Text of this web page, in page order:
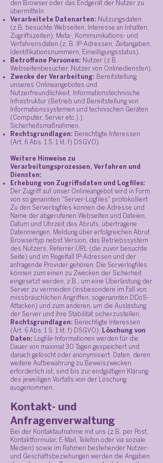
den Browser oder das Endgerät der Nutzer zu
übermitteln.
Verarbeitete Datenarten: Nutzungsdaten
(z.B. besuchte Webseiten, Interesse an Inhalten,
Zugriffszeiten); Meta-, Kommunikations- und
Verfahrensdaten (z. B. IP-Adressen, Zeitangaben,
Identifikationsnummern, Einwilligungsstatus).
Betroffene Personen: Nutzer (z.B.
Webseitenbesucher, Nutzer von Onlinediensten).
Zwecke der Verarbeitung: Bereitstellung
unseres Onlineangebotes und
Nutzerfreundlichkeit; Informationstechnische
Infrastruktur (Betrieb und Bereitstellung von
Informationssystemen und technischen Geräten
(Computer, Server etc.).);
Sicherheitsmaßnahmen.
Rechtsgrundlagen: Berechtigte Interessen
(Art. 6 Abs. 1 S. 1 lit. f) DSGVO).
Weitere Hinweise zu
Verarbeitungsprozessen, Verfahren und
Diensten:
Erhebung von Zugriffsdaten und Logfiles:
Der Zugriff auf unser Onlineangebot wird in Form
von so genannten "Server-Logfiles" protokolliert.
Zu den Serverlogfiles können die Adresse und
Name der abgerufenen Webseiten und Dateien,
Datum und Uhrzeit des Abrufs, übertragene
Datenmengen, Meldung über erfolgreichen Abruf,
Browsertyp nebst Version, das Betriebssystem
des Nutzers, Referrer URL (die zuvor besuchte
Seite) und im Regelfall IP-Adressen und der
anfragende Provider gehören. Die Serverlogfiles
können zum einen zu Zwecken der Sicherheit
eingesetzt werden, z.B., um eine Überlastung der
Server zu vermeiden (insbesondere im Fall von
missbräuchlichen Angriffen, sogenannten DDoS-
Attacken) und zum anderen, um die Auslastung
der Server und ihre Stabilität sicherzustellen;
Rechtsgrundlagen: Berechtigte Interessen
(Art. 6 Abs. 1 S. 1 lit. f) DSGVO);
Löschung von
Daten: Logfile-Informationen werden für die
Dauer von maximal 30 Tagen gespeichert und
danach gelöscht oder anonymisiert. Daten, deren
weitere Aufbewahrung zu Beweiszwecken
erforderlich ist, sind bis zur endgültigen Klärung
des jeweiligen Vorfalls von der Löschung
ausgenommen.
Kontakt- und
Anfragenverwaltung
Bei der Kontaktaufnahme mit uns (z.B. per Post,
Kontaktformular, E-Mail, Telefon oder via soziale
Medien) sowie im Rahmen bestehender Nutzer-
und Geschäftsbeziehungen werden die Angaben